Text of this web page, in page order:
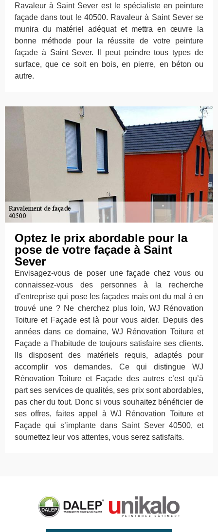
Ravaleur à Saint Sever est le spécialiste en peinture
façade dans tout le 40500. Ravaleur à Saint Sever se
munira du matériel adéquat et mettra en œuvre la
bonne méthode pour la réussite de votre peinture
façade à Saint Sever. Il peut peindre tous types de
surface, que ce soit en bois, en pierre, en béton ou
autre.
Optez le prix abordable pour la
pose de votre façade à Saint
Sever
Envisagez-vous de poser une façade chez vous ou
connaissez-vous des personnes à la recherche
d’entreprise qui pose les façades mais ont du mal à en
trouvé une ? Ne cherchez plus loin, WJ Rénovation
Toiture et Façade est là pour vous aider. Depuis des
années dans ce domaine, WJ Rénovation Toiture et
Façade a l’habitude de toujours satisfaire ses clients.
Ils disposent des matériels requis, adaptés pour
accomplir vos demandes. Ce qui distingue WJ
Rénovation Toiture et Façade des autres c’est qu’à
part ses services de qualités, ses prix sont abordables,
pas cher du tout. Donc si vous souhaitez bénéficier de
ses offres, faites appel à WJ Rénovation Toiture et
Façade qui s’implante dans Saint Sever 40500, et
soumettez leur vos attentes, vous serez satisfaits.